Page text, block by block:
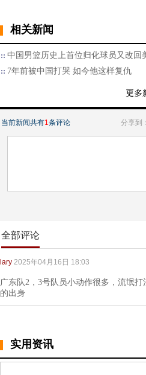
相关新闻
中国男篮历史上首位归化球员又改回
7年前被中国打哭 如今他这样复仇
当前新闻共有1条评论 分享到：
全部评论
lary 2025年04月16日 18:03
广东队2，3号队员小动作很多，流氓
的出身
实用资讯